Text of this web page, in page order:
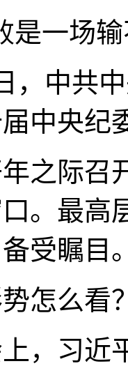
一场输
中共中
中央纪
际召开
。最高
受瞩目
怎么看
习近平